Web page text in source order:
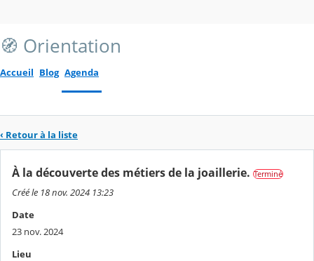
🧭 Orientation
Accueil Blog Agenda
‹ Retour à la liste
À la découverte des métiers de la joaillerie. Terminé
Créé le 18 nov. 2024 13:23
Date
23 nov. 2024
Lieu